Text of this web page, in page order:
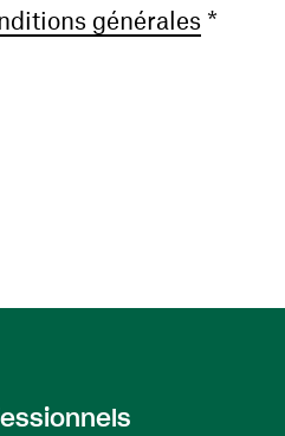
générales (ouvre
*